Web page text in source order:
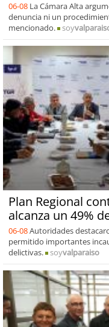
06-08 La Cámara Alta
denuncia ni un
mencionado.
soy
Plan Regional
alcanza un 49%
06-08Autoridades
permitido importantes
delictivas.
soyvalparaiso